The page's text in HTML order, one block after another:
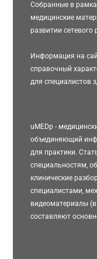
Собранные в
медицинские
развитии сетевого
Информация на
справочный
для специалистов
uMEDp -
объединяющий
для практики.
специальностям,
клинические
специалистами,
видеоматериалы
составляют